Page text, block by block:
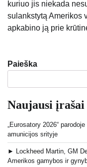
kuriuo jis niekada
sulankstytą Amerikos
apkabino ją prie
Paieška
Naujausi įrašai
„Eurosatory 2026“
amunicijos srityje
► Lockheed Martin, GM
Amerikos gamybos ir